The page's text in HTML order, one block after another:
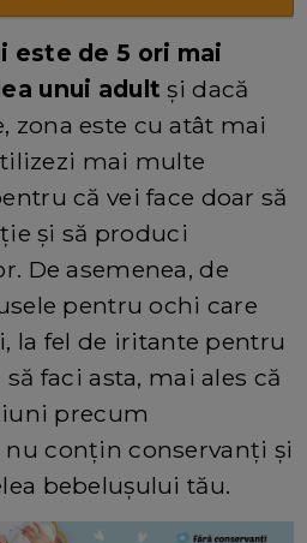
este de 5 ori mai
unui adultși dacă
zona este cu atât mai
mai multe
că vei face doar să
și să produci
De asemenea, de
pentru ochi care
la fel de iritante pentru
faci asta, mai ales că
precum
nu conțin conservanți și
bebelușului tău.